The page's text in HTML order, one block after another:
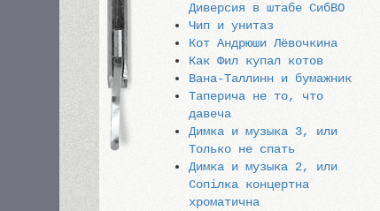
Диверсия в штабе СибВО
Чип и унитаз
Кот Андрюши Лёвочкина
Как Фил купал котов
Вана-Таллинн и бумажник
Таперича не то, что
давеча
Димка и музыка 3, или
Только не спать
Димка и музыка 2, или
Сопiлка концертна
хроматична